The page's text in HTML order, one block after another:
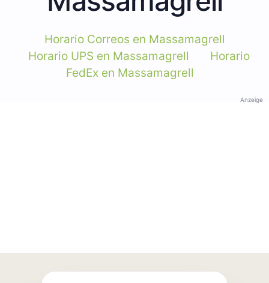
Horario Correos en Massamagrell
Horario UPS en Massamagrell
Horario
FedEx en Massamagrell
Anzeige